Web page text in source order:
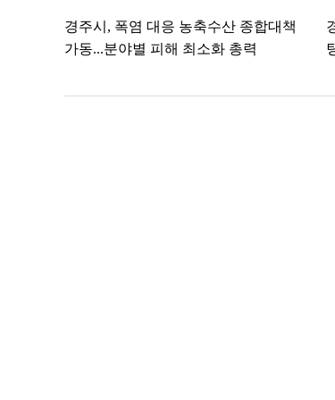
경주시, 폭염 대응 농축수산 종합대책
가동...분야별 피해 최소화 총력